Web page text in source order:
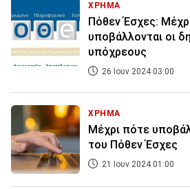
ΧΡΗΜΑ
Πόθεν Έσχες:
υποβάλλονται οι
υπόχρεους
26 Ιουν 2024 03:00
ΧΡΗΜΑ
Μέχρι πότε
του Πόθεν Έσχες
21 Ιουν 2024 01:00